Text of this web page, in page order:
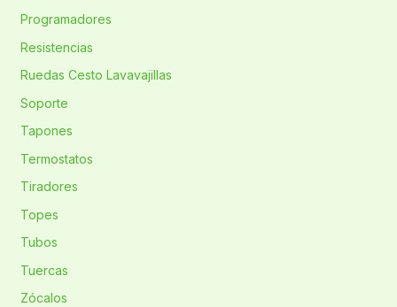
Programadores
Resistencias
Ruedas Cesto Lavavajillas
Soporte
Tapones
Termostatos
Tiradores
Topes
Tubos
Tuercas
Zócalos